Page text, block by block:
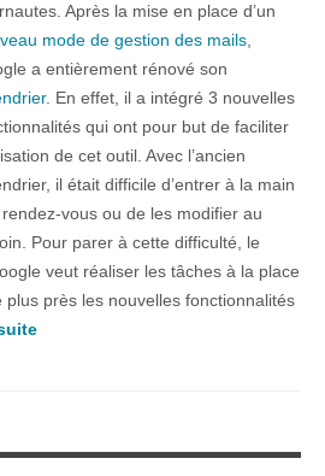
Après la mise en place d’un
mode de gestion des mails
a entièrement rénové son
. En effet, il a intégré 3 nouvelles
qui ont pour but de faciliter
de cet outil. Avec l’ancien
il était difficile d’entrer à la main
vous ou de les modifier au
Pour parer à cette difficulté, le
veut réaliser les tâches à la place
plus près les nouvelles fonctionnalités